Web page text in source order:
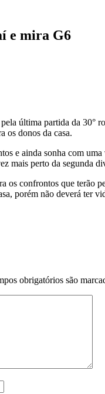
e mira G6
última partida da 30°
os donos da casa.
e ainda sonha com
mais perto da segunda
os confrontos que
porém não deverá ter
obrigatórios são